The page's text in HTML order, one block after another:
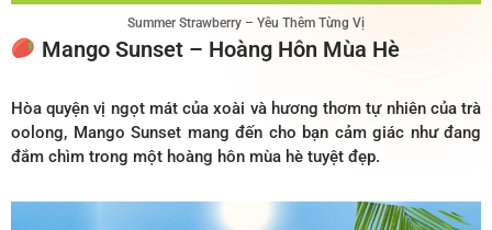
Summer Strawberry – Yêu Thêm Từng Vị
Mango Sunset – Hoàng Hôn Mùa Hè
Hòa quyện vị ngọt mát của xoài và hương thơm tự nhiên của trà
oolong, Mango Sunset mang đến cho bạn cảm giác như đang
đắm chìm trong một hoàng hôn mùa hè tuyệt đẹp.